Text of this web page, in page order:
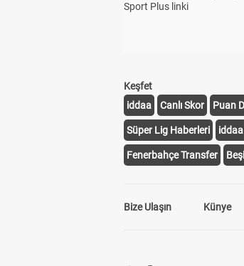
Sport Plus linki
Keşfet
iddaa
Canlı Skor Puan
Süper Lig Haberleri
Fenerbahçe Transfer
Bize Ulaşın Künye